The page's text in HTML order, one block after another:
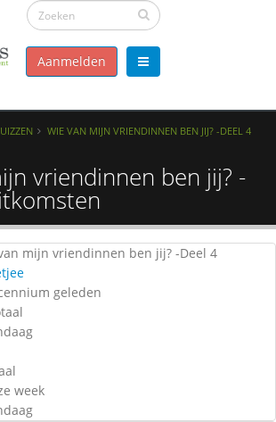
Aanmelden
WIE VAN MIJN VRIENDINNEN BEN JIJ? -DEEL 4
vriendinnen ben jij? -
mijn vriendinnen ben jij? -Deel 4
geleden
week